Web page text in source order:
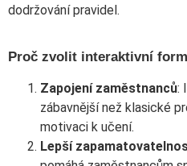
dodržování pravidel.
Proč zvolit interaktivní
Zapojení zaměstnanců:
zábavnější než klasické
motivaci k učení.
Lepší